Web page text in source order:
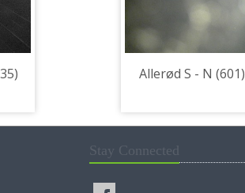
Allerød S - N (601)
Stay Connected